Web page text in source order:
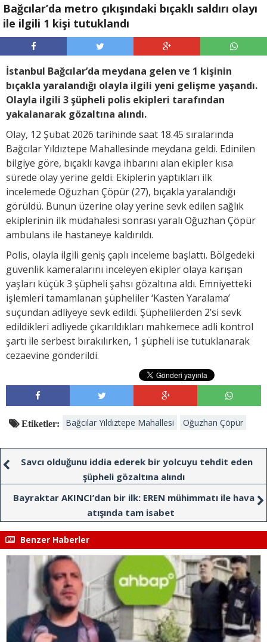
Bağcılar’da metro çıkışındaki bıçaklı saldırı olayı
ile ilgili 1 kişi tutuklandı
İstanbul Bağcılar’da meydana gelen ve 1 kişinin
bıçakla yaralandığı olayla ilgili yeni gelişme yaşandı.
Olayla ilgili 3 şüpheli polis ekipleri tarafından
yakalanarak gözaltına alındı.
Olay, 12 Şubat 2026 tarihinde saat 18.45 sıralarında
Bağcılar Yıldıztepe Mahallesinde meydana geldi. Edinilen
bilgiye göre, bıçaklı kavga ihbarını alan ekipler kısa
sürede olay yerine geldi. Ekiplerin yaptıkları ilk
incelemede Oğuzhan Çöpür (27), bıçakla yaralandığı
görüldü. Bunun üzerine olay yerine sevk edilen sağlık
ekiplerinin ilk müdahalesi sonrası yaralı Oğuzhan Çöpür
ambulans ile hastaneye kaldırıldı.
Polis, olayla ilgili geniş çaplı inceleme başlattı. Bölgedeki
güvenlik kameralarını inceleyen ekipler olaya karışan
yaşları küçük 3 şüpheli şahsı gözaltına aldı. Emniyetteki
işlemleri tamamlanan şüpheliler ‘Kasten Yaralama’
suçundan adliyeye sevk edildi. Şüphelilerden 2’si sevk
edildikleri adliyede çıkarıldıkları mahkemece adli kontrol
şartı ile serbest bırakılırken, 1 şüpheli ise tutuklanarak
cezaevine gönderildi.
Etiketler: Bağcılar Yıldıztepe Mahallesi Oğuzhan Çöpür
Savcı olduğunu iddia ederek bir yolcuyu tehdit eden
şüpheli gözaltına alındı
Bayraktar AKINCI’dan bir ilk: EREN mühimmatı ile hava
atışında tam isabet
Benzer Haberler